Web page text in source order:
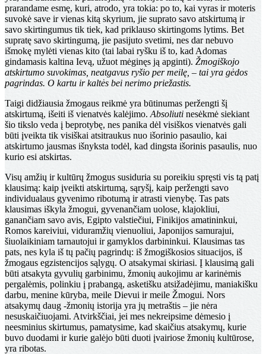
prarandame esmę, kuri, atrodo, yra tokia: po to, kai vyras ir moteris
suvokė save ir vienas kitą skyrium, jie suprato savo atskirtumą ir
savo skirtingumus tik tiek, kad priklauso skirtingoms lytims. Bet
supratę savo skirtingumą, jie pasijuto svetimi, nes dar nebuvo
išmokę mylėti vienas kito (tai labai ryšku iš to, kad Adomas
gindamasis kaltina Ievą, užuot mėginęs ją apginti). Žmogiškojo
atskirtumo suvokimas, neatgavus ryšio per meilę, – tai yra gėdos
pagrindas. O kartu ir kaltės bei nerimo priežastis.
Taigi didžiausia žmogaus reikmė yra būtinumas peržengti šį
atskirtumą, išeiti iš vienatvės kalėjimo. Absoliuti nesėkmė siekiant
šio tikslo veda į beprotybę, nes panika dėl visiškos vienatvės gali
būti įveikta tik visiškai atsitraukus nuo išorinio pasaulio, kai
atskirtumo jausmas išnyksta todėl, kad dingsta išorinis pasaulis, nuo
kurio esi atskirtas.
Visų amžių ir kultūrų žmogus susiduria su poreikiu spręsti vis tą patį
klausimą: kaip įveikti atskirtumą, sąryšį, kaip peržengti savo
individualaus gyvenimo ribotumą ir atrasti vienybę. Tas pats
klausimas iškyla žmogui, gyvenančiam uolose, klajokliui,
ganančiam savo avis, Egipto valstiečiui, Finikijos amatininkui,
Romos kareiviui, viduramžių vienuoliui, Japonijos samurajui,
šiuolaikiniam tarnautojui ir gamyklos darbininkui. Klausimas tas
pats, nes kyla iš tų pačių pagrindų: iš žmogiškosios situacijos, iš
žmogaus egzistencijos sąlygų. O atsakymai skiriasi. Į klausimą gali
būti atsakyta gyvulių garbinimu, žmonių aukojimu ar karinėmis
pergalėmis, polinkiu į prabangą, asketišku atsižadėjimu, maniakišku
darbu, menine kūryba, meile Dievui ir meile Žmogui. Nors
atsakymų daug -žmonių istorija yra jų metraštis – jie nėra
nesuskaičiuojami. Atvirkščiai, jei mes nekreipsime dėmesio į
neesminius skirtumus, pamatysime, kad skaičius atsakymų, kurie
buvo duodami ir kurie galėjo būti duoti įvairiose žmonių kultūrose,
yra ribotas.